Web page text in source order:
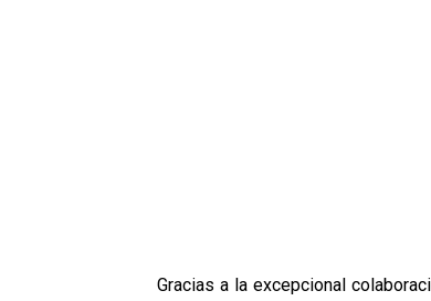
Gracias a la excepcional